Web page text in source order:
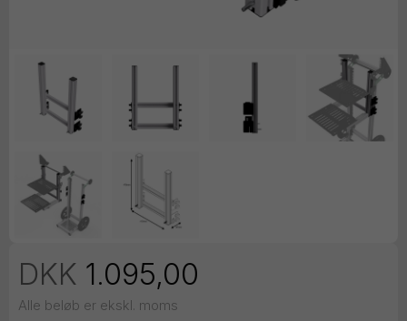
DKK 1.095,00
Alle beløb er ekskl. moms